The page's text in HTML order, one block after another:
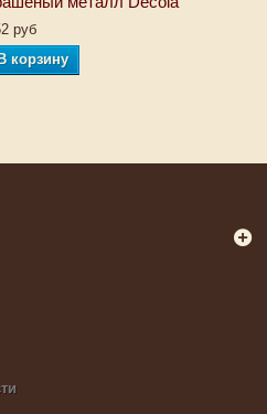
руб
В корзину